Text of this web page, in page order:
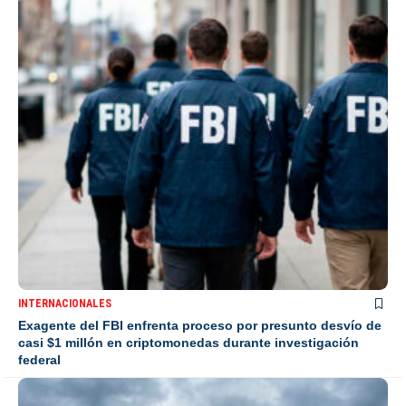
INTERNACIONALES
Exagente del FBI enfrenta proceso por presunto desvío de
casi $1 millón en criptomonedas durante investigación
federal